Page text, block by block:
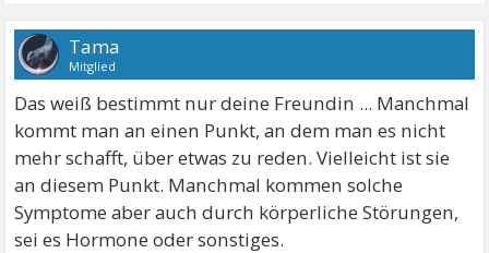
Tama
Mitglied
Das weiß bestimmt nur deine Freundin ... Manchmal
kommt man an einen Punkt, an dem man es nicht
mehr schafft, über etwas zu reden. Vielleicht ist sie
an diesem Punkt. Manchmal kommen solche
Symptome aber auch durch körperliche Störungen,
sei es Hormone oder sonstiges.